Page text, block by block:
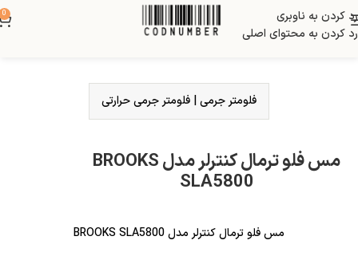
رد کردن به ناوبری
رد کردن به محتوای اصلی
0
فلومتر جرمی فلومتر جرمی حرارتی
مس فلو ترمال کنترلر مدل BROOKS
SLA5800
مس فلو ترمال کنترلر مدل BROOKS SLA5800